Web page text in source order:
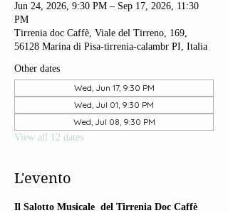
Jun 24, 2026, 9:30 PM – Sep 17, 2026, 11:30
PM
Tirrenia doc Caffè, Viale del Tirreno, 169,
56128 Marina di Pisa-tirrenia-calambr PI, Italia
Other dates
Wed, Jun 17, 9:30 PM
Wed, Jul 01, 9:30 PM
Wed, Jul 08, 9:30 PM
View all 12 dates
L'evento
Il Salotto Musicale  del Tirrenia Doc Caffè